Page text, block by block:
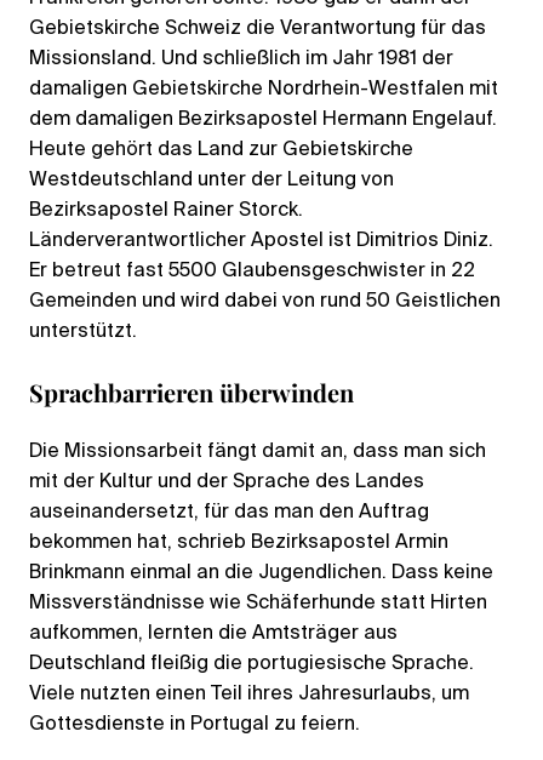
Gebietskirche Schweiz die Verantwortung für das
Missionsland. Und schließlich im Jahr 1981 der
damaligen Gebietskirche Nordrhein-Westfalen mit
dem damaligen Bezirksapostel Hermann Engelauf.
Heute gehört das Land zur Gebietskirche
Westdeutschland unter der Leitung von
Bezirksapostel Rainer Storck.
Länderverantwortlicher Apostel ist Dimitrios Diniz.
Er betreut fast 5500 Glaubensgeschwister in 22
Gemeinden und wird dabei von rund 50 Geistlichen
unterstützt.
Sprachbarrieren überwinden
Die Missionsarbeit fängt damit an, dass man sich
mit der Kultur und der Sprache des Landes
auseinandersetzt, für das man den Auftrag
bekommen hat, schrieb Bezirksapostel Armin
Brinkmann einmal an die Jugendlichen. Dass keine
Missverständnisse wie Schäferhunde statt Hirten
aufkommen, lernten die Amtsträger aus
Deutschland fleißig die portugiesische Sprache.
Viele nutzten einen Teil ihres Jahresurlaubs, um
Gottesdienste in Portugal zu feiern.